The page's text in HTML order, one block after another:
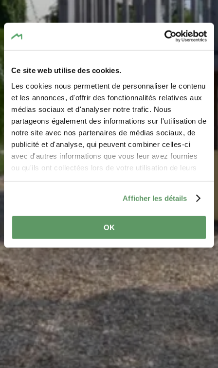
Ce site web utilise des cookies.
Les cookies nous permettent de personnaliser le contenu
et les annonces, d'offrir des fonctionnalités relatives aux
médias sociaux et d'analyser notre trafic. Nous
partageons également des informations sur l'utilisation de
notre site avec nos partenaires de médias sociaux, de
publicité et d'analyse, qui peuvent combiner celles-ci
avec d'autres informations que vous leur avez fournies
ou qu'ils ont collectées lors de votre utilisation de leurs
Afficher les détails
OK
Aire de jeux - rue des
champs / rue Semecht